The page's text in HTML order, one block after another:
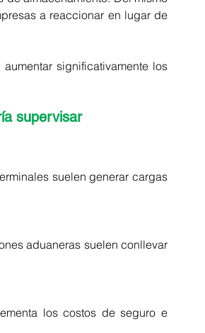
a reaccionar en lugar de
significativamente los
supervisar
suelen generar cargas
aduaneras suelen conllevar
los costos de seguro e